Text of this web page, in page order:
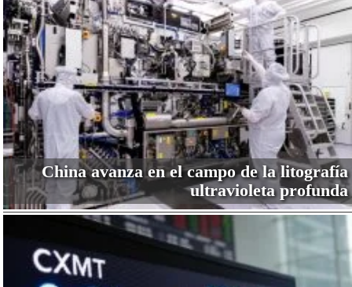
China avanza en el campo de la litografía
ultravioleta profunda